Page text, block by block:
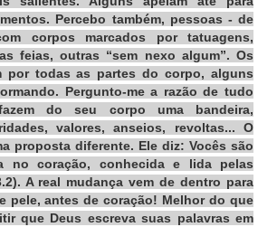
Percebo também, pessoas - de
corpos marcados por tatuagens,
feias, outras “sem nexo algum”. Os
por todas as partes do corpo, alguns
Pergunto-me a razão de tudo
do seu corpo uma bandeira,
valores, anseios, revoltas... O
proposta diferente. Ele diz: Vocês são
no coração, conhecida e lida pelas
A real mudança vem de dentro para
pele, antes de coração! Melhor do que
que Deus escreva suas palavras em